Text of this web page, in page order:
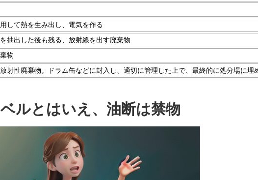
して熱を生み出し、電気を作る
抽出した後も残る、放射線を出す廃棄物
物
射性廃棄物。ドラム缶などに封入し、適切に管理した上で、最終的に処分場に埋
ルとはいえ、油断は禁物